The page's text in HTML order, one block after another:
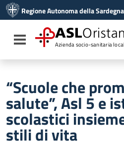
Vai al menu di navigazione
Vai al footer
Regione Autonoma della Sardegna
Toggle navigation
ASL
Azienda socio-sanitaria
“Scuole che
salute”, Asl 5 e
scolastici
stili di vita